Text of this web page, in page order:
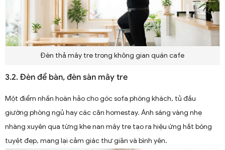
Đèn thả mây tre trong không gian quán cafe
3.2. Đèn để bàn, đèn sàn mây tre
Một điểm nhấn hoàn hảo cho góc sofa phòng khách, tủ đầu
giường phòng ngủ hay các căn homestay. Ánh sáng vàng nhẹ
nhàng xuyên qua từng khe nan mây tre tạo ra hiệu ứng hắt bóng
tuyệt đẹp, mang lại cảm giác thư giãn và bình yên.